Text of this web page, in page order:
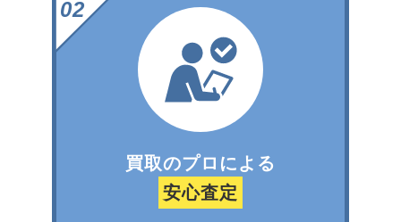
買取のプロによる
安心査定